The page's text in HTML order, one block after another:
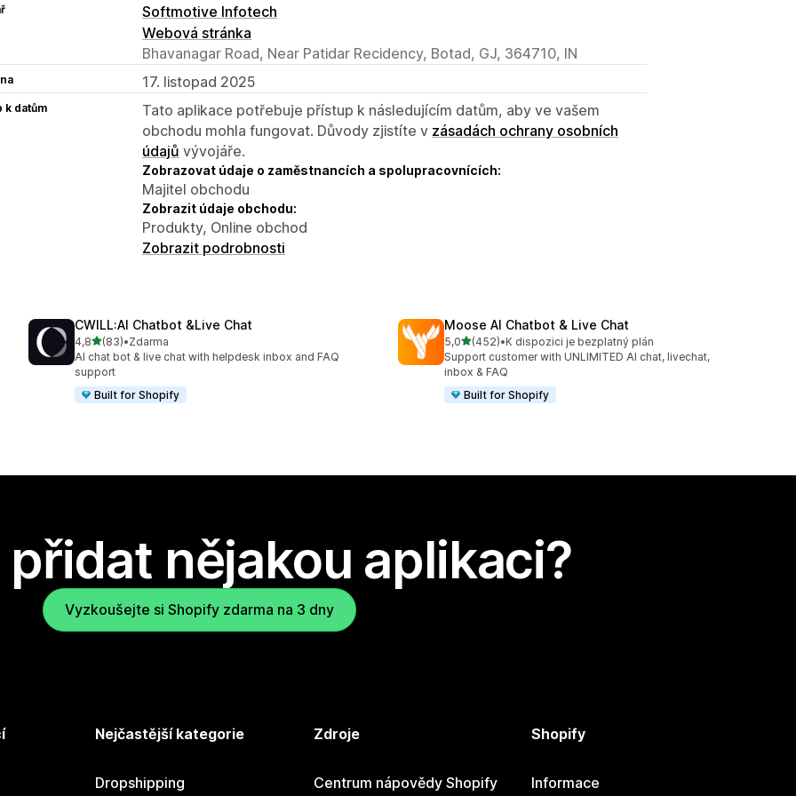
Softmotive Infotech
Webová stránka
Bhavanagar Road, Near Patidar Recidency, Botad, GJ, 364710, IN
17. listopad 2025
k datům
Tato aplikace potřebuje přístup k následujícím datům, aby ve vašem
obchodu mohla fungovat. Důvody zjistíte v zásadách ochrany osobních
údajů vývojáře.
Zobrazovat údaje o zaměstnancích a spolupracovnících:
Majitel obchodu
Zobrazit údaje obchodu:
Produkty, Online obchod
Zobrazit podrobnosti
CWILL:AI Chatbot &Live Chat
4,8z 5 hvězd
(83)
Celkový počet recenzí: 83
•Zdarma
AI chat bot & live chat with helpdesk inbox and FAQ
support
Built for Shopify
Moose AI Chatbot & Live Chat
5,0z 5 hvězd
(452)
Celkový počet recenzí: 452
•K dispozici je bezplatný plán
Support customer with UNLIMITED AI chat, livechat,
inbox & FAQ
Built for Shopify
nějakou aplikaci?
Vyzkoušejte si Shopify zdarma na 3 dny
Nejčastější kategorie
Dropshipping
Zdroje
Centrum nápovědy Shopify
Shopify
Informace